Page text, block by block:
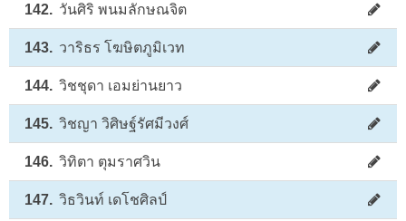
142. วันศิริ พนมลักษณจิต
143. วาริธร โฆษิตภูมิเวท
144. วิชชุดา เอมย่านยาว
145. วิชญา วิศิษฐ์รัศมีวงศ์
146. วิทิตา ตุมราศวิน
147. วิธวินท์ เดโชศิลป์